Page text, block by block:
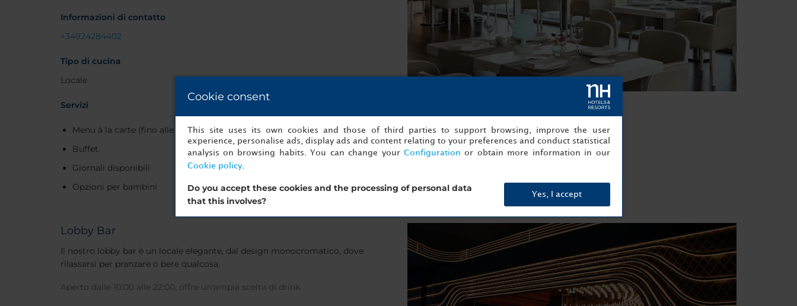
Informazioni di contatto
+34924284402
Tipo di cucina
Locale
Servizi
Menu à la carte (fino alle 22:00)
Buffet
Giornali disponibili
Opzioni per bambini
Lobby Bar
Il nostro lobby bar è un locale elegante, dal design monocromatico, dove
rilassarsi per pranzare o bere qualcosa.
Aperto dalle 10:00 alle 22:00, offre un'ampia scelta di drink.
Cookie consent
This site uses its own cookies and those of third parties to support browsing, improve the user
experience, personalise ads, display ads and content relating to your preferences and conduct statistical
analysis on browsing habits. You can change your Configuration or obtain more information in our
Cookie policy.
Do you accept these cookies and the processing of personal data
that this involves?
Yes, I accept